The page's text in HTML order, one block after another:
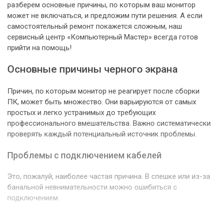
разберем основные причины, по которым ваш монитор
может не включаться, и предложим пути решения. А если
самостоятельный ремонт покажется сложным, наш
сервисный центр «Компьютерный Мастер» всегда готов
прийти на помощь!
Основные причины черного экрана
Причин, по которым монитор не реагирует после сборки
ПК, может быть множество. Они варьируются от самых
простых и легко устранимых до требующих
профессионального вмешательства. Важно систематически
проверять каждый потенциальный источник проблемы.
Проблемы с подключением кабелей
Это, пожалуй, наиболее частая причина. В спешке или из-за
банальной невнимательности можно ошибиться с
подключением.